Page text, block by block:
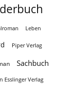
Leben
Piper Verlag
Sachbuch
Esslinger Verlag